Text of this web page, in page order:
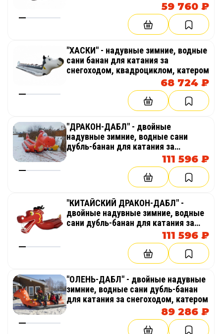
59 760 ₽
"ХАСКИ" - надувные зимние, водные
сани банан для катания за
снегоходом, квадроциклом, катером
68 724 ₽
"ДРАКОН-ДАБЛ" - двойные
надувные зимние, водные сани
дубль-банан для катания за
111 596 ₽
"КИТАЙСКИЙ ДРАКОН-ДАБЛ" -
двойные надувные зимние, водные
сани дубль-банан для катания за
111 596 ₽
"ОЛЕНЬ-ДАБЛ" - двойные надувные
зимние, водные сани дубль-банан
для катания за снегоходом, катером
89 286 ₽